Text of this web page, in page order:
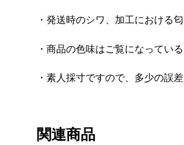
・発送時のシワ、加工における
・商品の色味はご覧になってい
・素人採寸ですので、多少の誤
関連商品